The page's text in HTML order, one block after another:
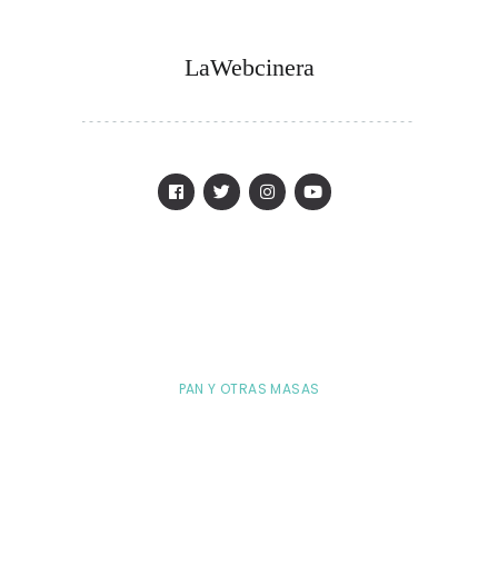
LaWebcinera
PAN Y OTRAS MASAS